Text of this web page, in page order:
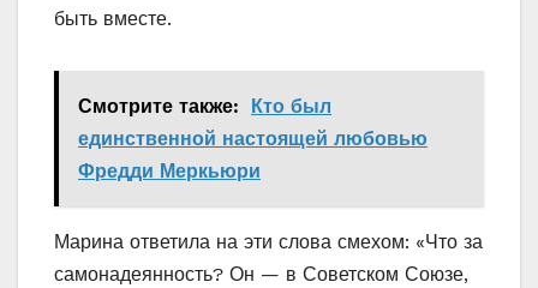
быть вместе.
Смотрите также:
Кто был
единственной настоящей любовью
Фредди Меркьюри
Марина ответила на эти слова смехом: «Что за
самонадеянность? Он — в Советском Союзе,